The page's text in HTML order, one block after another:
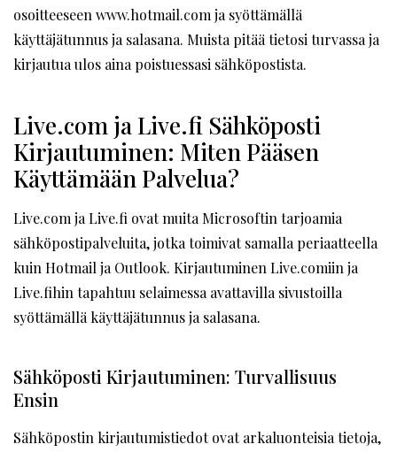
osoitteeseen www.hotmail.com ja syöttämällä
käyttäjätunnus ja salasana. Muista pitää tietosi turvassa ja
kirjautua ulos aina poistuessasi sähköpostista.
Live.com ja Live.fi Sähköposti
Kirjautuminen: Miten Pääsen
Käyttämään Palvelua?
Live.com ja Live.fi ovat muita Microsoftin tarjoamia
sähköpostipalveluita, jotka toimivat samalla periaatteella
kuin Hotmail ja Outlook. Kirjautuminen Live.comiin ja
Live.fihin tapahtuu selaimessa avattavilla sivustoilla
syöttämällä käyttäjätunnus ja salasana.
Sähköposti Kirjautuminen: Turvallisuus
Ensin
Sähköpostin kirjautumistiedot ovat arkaluonteisia tietoja,